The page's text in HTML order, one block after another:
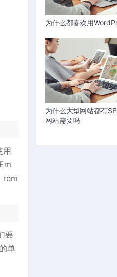
用
rem
要
单
为什么都喜欢用
为什么大型网站都有
网站需要吗